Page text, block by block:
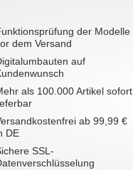
der Modelle
dem Versand
auf
als 100.000 Artikel sofort
ab 99,99 €
DE
SSL-